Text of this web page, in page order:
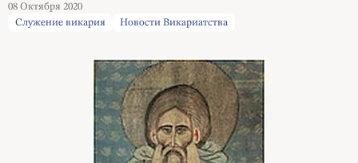
08 Октября 2020
Служение викария
Новости Викариатства